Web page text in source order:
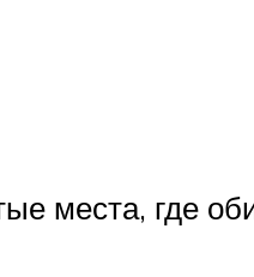
места, где